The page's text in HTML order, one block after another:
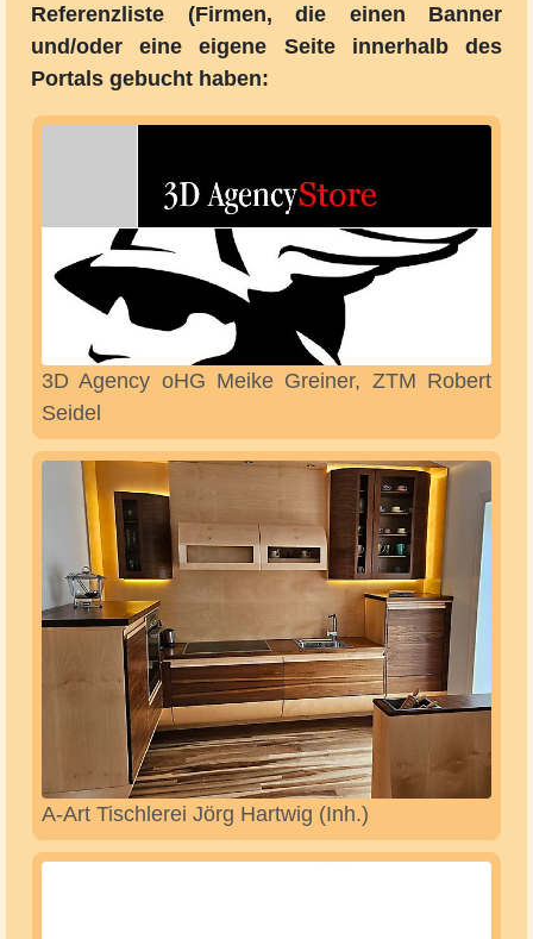
Referenzliste (Firmen, die einen Banner
und/oder eine eigene Seite innerhalb des
Portals gebucht haben:
3D Agency oHG Meike Greiner, ZTM Robert
Seidel
A-Art Tischlerei Jörg Hartwig (Inh.)